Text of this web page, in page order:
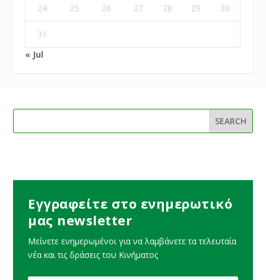
24 25 26 27 28 29 30
31
« Jul
Εγγραφείτε στο ενημερωτικό
μας newsletter
Μείνετε ενημερωμένοι για να λαμβάνετε τα τελευταία
νέα και τις δράσεις του Κινήματος